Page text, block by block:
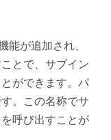
が追加され、
とで、サブイン
ができます。パ
。この名称でサ
呼び出すことが